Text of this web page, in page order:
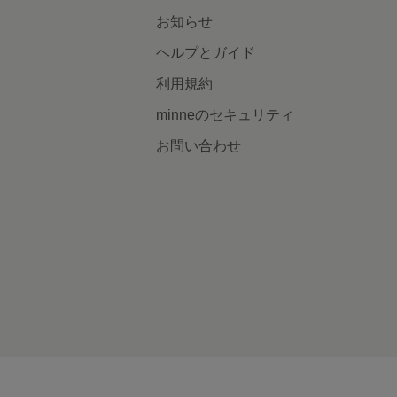
お知らせ
ヘルプとガイド
利用規約
minneのセキュリティ
お問い合わせ